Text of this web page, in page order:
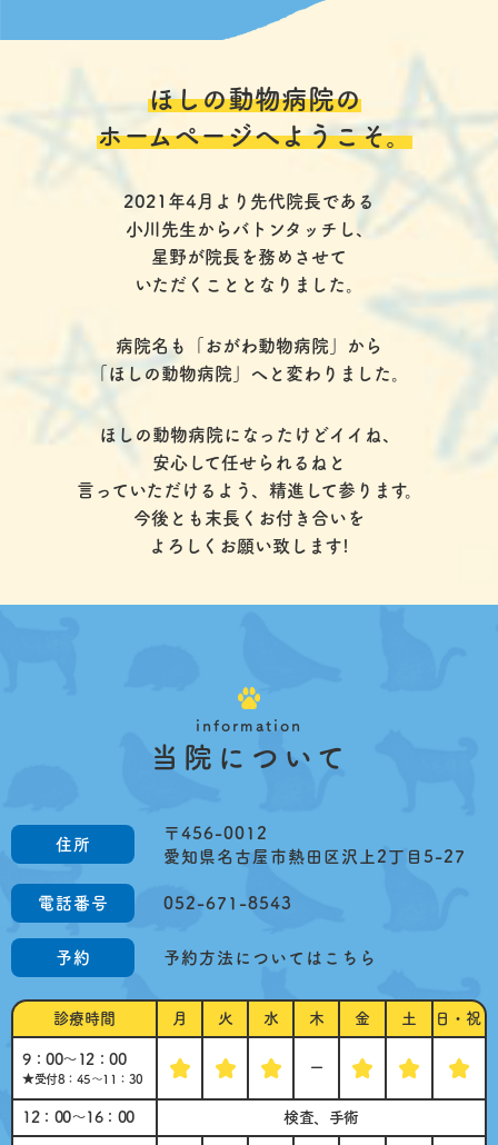
ほしの動物病院の
ホームページへようこそ。
2021年4月より先代院長である
小川先生からバトンタッチし、
星野が院長を務めさせて
いただくこととなりました。
病院名も「おがわ動物病院」から
「ほしの動物病院」へと変わりました。
ほしの動物病院になったけどイイね、
安心して任せられるねと
言っていただけるよう、精進して参ります。
今後とも末長くお付き合いを
よろしくお願い致します!
information
当院について
住所
〒456-0012
愛知県名古屋市熱田区沢上2丁目5-27
電話番号 052-671-8543
予約 予約方法についてはこちら
診療時間 月 火 水 木 金 土 日・祝
9：00～12：00
★受付8：45～11：30
ー
12：00〜16：00 検査、手術